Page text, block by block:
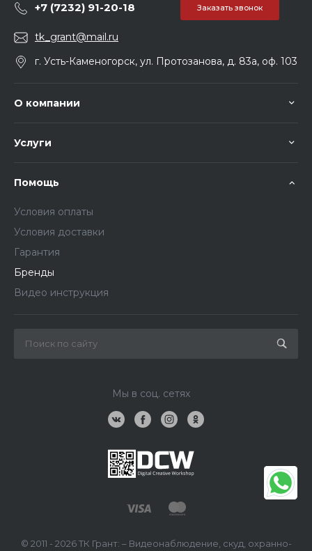
+7 (7232) 91-20-18 Заказать звонок
tk_grant@mail.ru
г. Усть-Каменогорск, ул. Протозанова, д. 83а, оф. 103
О компании
Услуги
Помощь
Условия оплаты
Условия доставки
Гарантия
Бренды
Видео инструкция
Мы в соц. сетях
© 2011 - 2026 ТК Грант: – Видеонаблюдение, скуд, охранно-